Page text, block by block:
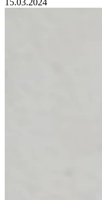
15.03.2024